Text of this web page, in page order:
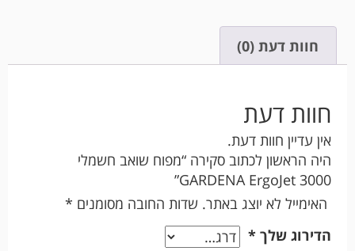
חוות דעת (0)
חוות דעת
אין עדיין חוות דעת.
היה הראשון לכתוב סקירה “מפוח שואב חשמלי
GARDENA ErgoJet 3000”
האימייל לא יוצג באתר. שדות החובה מסומנים *
הדירוג שלך *